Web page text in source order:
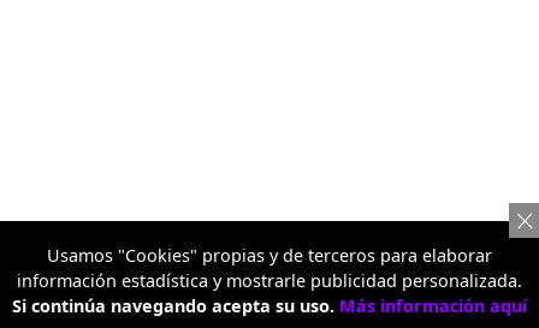
El objetivo es que los clientes encuentren diferentes
Usamos "Cookies" propias y de terceros para elaborar
información estadística y mostrarle publicidad personalizada.
Si continúa navegando acepta su uso. Más información aquí